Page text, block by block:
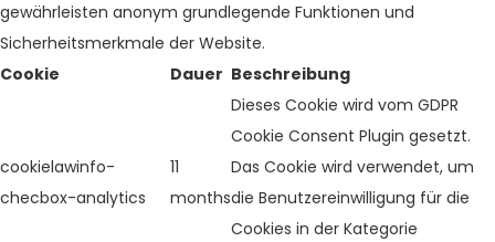
gewährleisten anonym grundlegende Funktionen und
Sicherheitsmerkmale der Website.
Cookie
Dauer Beschreibung
cookielawinfo-
checbox-analytics
11
months
Dieses Cookie wird vom GDPR
Cookie Consent Plugin gesetzt.
Das Cookie wird verwendet, um
die Benutzereinwilligung für die
Cookies in der Kategorie